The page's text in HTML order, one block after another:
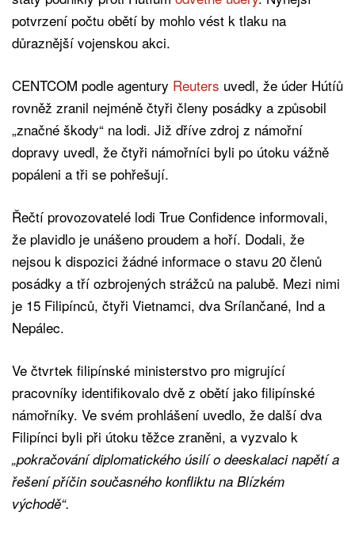
potvrzení počtu obětí by mohlo vést k tlaku na
důraznější vojenskou akci.
CENTCOM podle agentury Reuters uvedl, že úder Hútíů
rovněž zranil nejméně čtyři členy posádky a způsobil
„značné škody“ na lodi. Již dříve zdroj z námořní
dopravy uvedl, že čtyři námořníci byli po útoku vážně
popáleni a tři se pohřešují.
Řečtí provozovatelé lodi True Confidence informovali,
že plavidlo je unášeno proudem a hoří. Dodali, že
nejsou k dispozici žádné informace o stavu 20 členů
posádky a tří ozbrojených strážců na palubě. Mezi nimi
je 15 Filipínců, čtyři Vietnamci, dva Srílančané, Ind a
Nepálec.
Ve čtvrtek filipínské ministerstvo pro migrující
pracovníky identifikovalo dvě z obětí jako filipínské
námořníky. Ve svém prohlášení uvedlo, že další dva
Filipínci byli při útoku těžce zraněni, a vyzvalo k
„pokračování diplomatického úsilí o deeskalaci napětí a
řešení příčin současného konfliktu na Blízkém
východě“.